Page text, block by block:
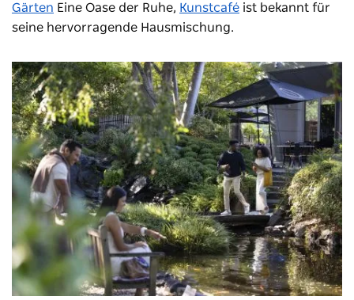
Gärten Eine Oase der Ruhe, Kunstcafé ist bekannt für
seine hervorragende Hausmischung.